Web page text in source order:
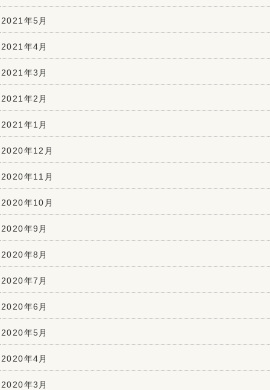
2021年5月
2021年4月
2021年3月
2021年2月
2021年1月
2020年12月
2020年11月
2020年10月
2020年9月
2020年8月
2020年7月
2020年6月
2020年5月
2020年4月
2020年3月